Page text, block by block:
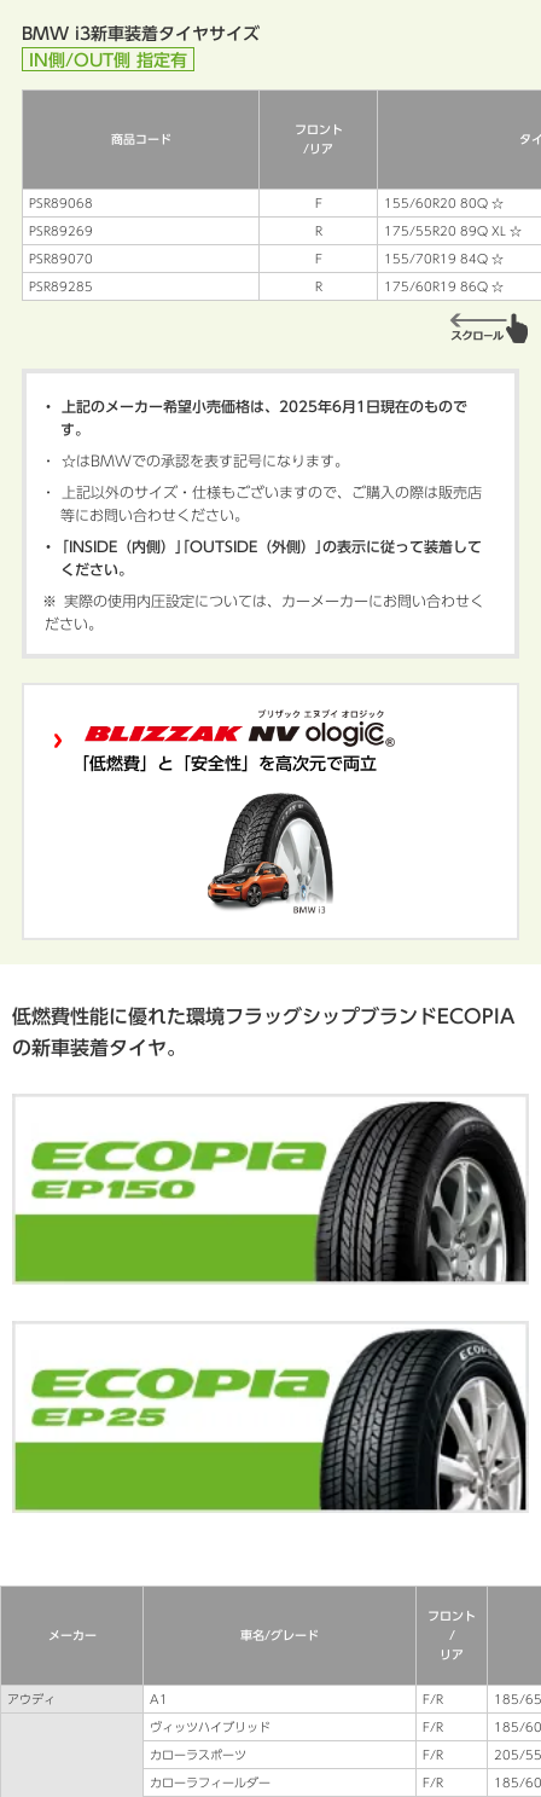
BMW i3新車装着タイヤサイズ
IN側/OUT側 指定有
商品コード
フロント
/リア
タ
PSR89068 F 155/60R20 80Q ☆
PSR89269 R 175/55R20 89Q XL ☆
PSR89070 F 155/70R19 84Q ☆
PSR89285 R 175/60R19 86Q ☆
上記のメーカー希望小売価格は、2025年6月1日現在のもので
す。
☆はBMWでの承認を表す記号になります。
上記以外のサイズ・仕様もございますので、ご購入の際は販売店
等にお問い合わせください。
｢INSIDE（内側）｣｢OUTSIDE（外側）｣の表示に従って装着して
ください。
※ 実際の使用内圧設定については、カーメーカーにお問い合わせく
ださい。
「低燃費」と「安全性」を高次元で両立
低燃費性能に優れた環境フラッグシップブランドECOPIA
の新車装着タイヤ。
メーカー 車名/グレード
フロント
/
リア
アウディ A1 F/R 185/
ヴィッツハイブリッド F/R 185/
カローラスポーツ F/R 205/
カローラフィールダー F/R 185/